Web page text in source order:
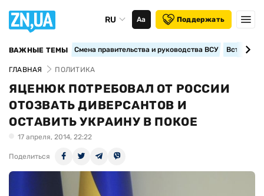
RU Аа Поддержать
ВАЖНЫЕ ТЕМЫ Смена правительства и руководства ВСУ
ГЛАВНАЯ ПОЛИТИКА
ЯЦЕНЮК ПОТРЕБОВАЛ ОТ РОССИИ
ОТОЗВАТЬ ДИВЕРСАНТОВ И
ОСТАВИТЬ УКРАИНУ В ПОКОЕ
17 апреля, 2014, 22:22
Поделиться